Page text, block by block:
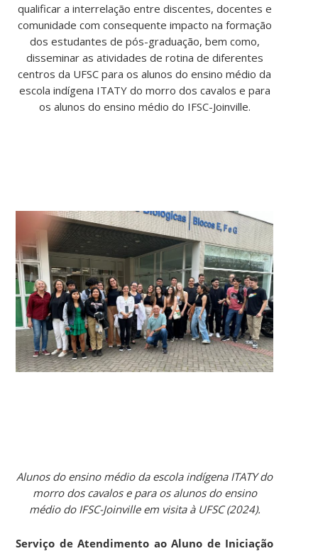
qualificar a interrelação entre discentes, docentes e
comunidade com consequente impacto na formação
dos estudantes de pós-graduação, bem como,
disseminar as atividades de rotina de diferentes
centros da UFSC para os alunos do ensino médio da
escola indígena ITATY do morro dos cavalos e para
os alunos do ensino médio do IFSC-Joinville.
Alunos do ensino médio da escola indígena ITATY do
morro dos cavalos e para os alunos do ensino
médio do IFSC-Joinville em visita à UFSC (2024).
Serviço de Atendimento ao Aluno de Iniciação